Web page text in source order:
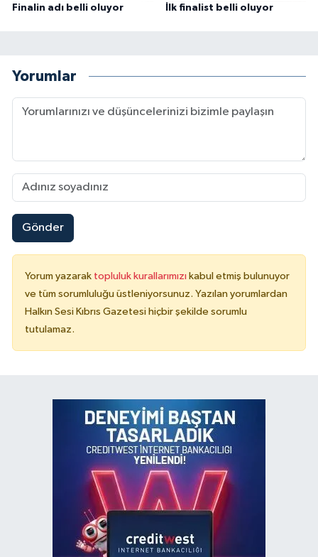
Finalin adı belli oluyor İlk finalist belli oluyor
Yorumlar
Gönder
Yorum yazarak topluluk kurallarımızı kabul etmiş bulunuyor
ve tüm sorumluluğu üstleniyorsunuz. Yazılan yorumlardan
Halkın Sesi Kıbrıs Gazetesi hiçbir şekilde sorumlu
tutulamaz.